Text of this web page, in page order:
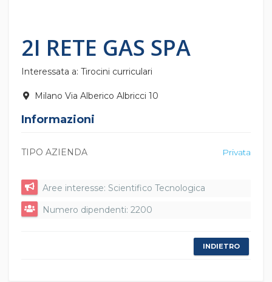
2I RETE GAS SPA
Interessata a: Tirocini curriculari
Milano Via Alberico Albricci 10
Informazioni
TIPO AZIENDA Privata
Aree interesse: Scientifico Tecnologica
Numero dipendenti: 2200
INDIETRO